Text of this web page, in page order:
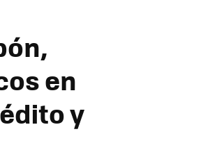
en
y